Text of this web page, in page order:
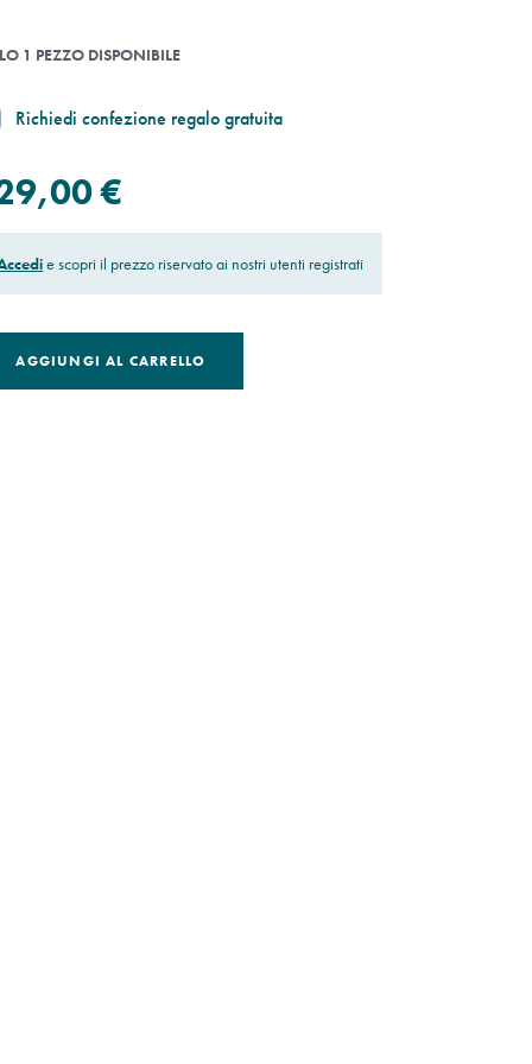
1 PEZZO DISPONIBILE
Richiedi confezione regalo gratuita
€
e scopri il prezzo riservato ai nostri utenti registrati
AGGIUNGI AL CARRELLO